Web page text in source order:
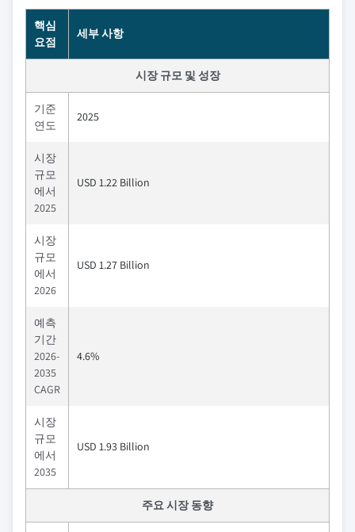
핵심
요점
세부 사항
시장 규모 및 성장
기준
연도
2025
시장
규모
에서
2025
USD 1.22 Billion
시장
규모
에서
2026
USD 1.27 Billion
예측
기간
2026-
2035
CAGR
4.6%
시장
규모
에서
2035
USD 1.93 Billion
주요 시장 동향